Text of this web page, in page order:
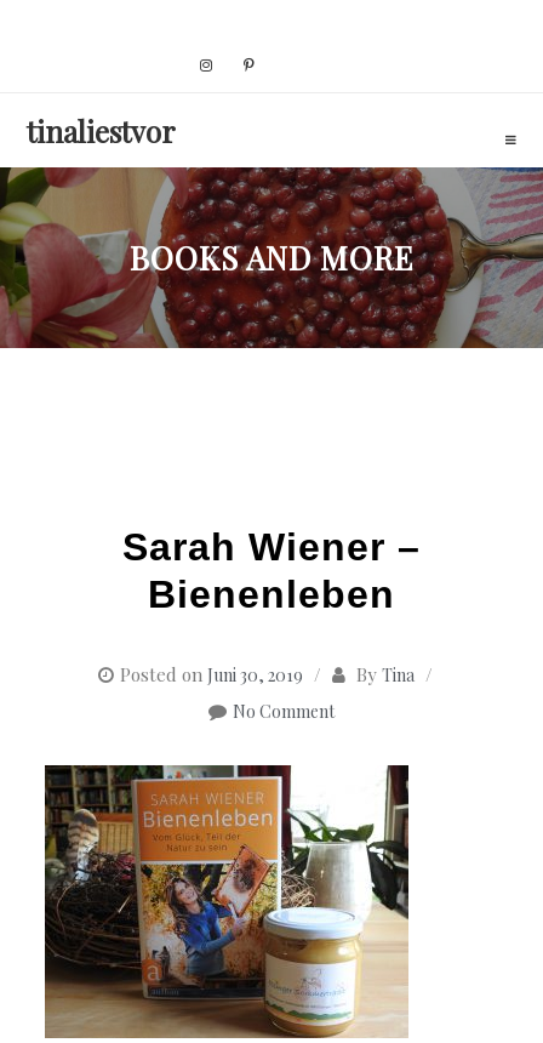
tinaliestvor
BOOKS AND MORE
Sarah Wiener –
Bienenleben
Posted on Juni 30, 2019 By Tina
No Comment